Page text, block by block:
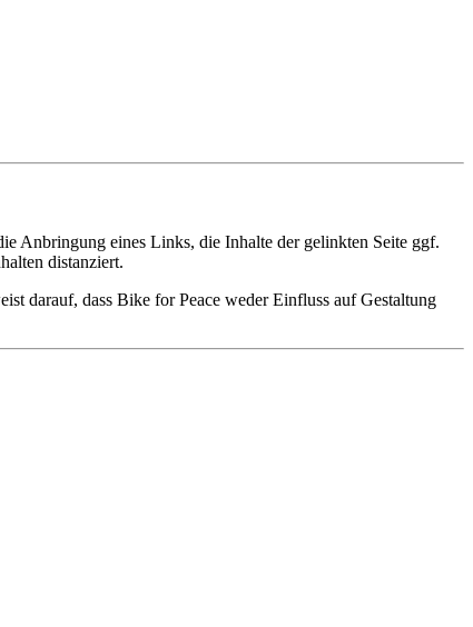
Anbringung eines Links, die Inhalte der gelinkten Seite ggf.
distanziert.
darauf, dass Bike for Peace weder Einfluss auf Gestaltung